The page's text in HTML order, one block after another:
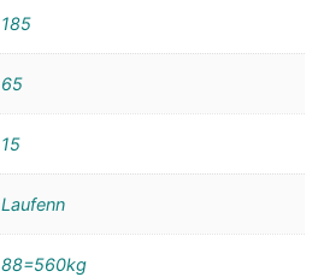
185
65
15
Laufenn
88=560kg